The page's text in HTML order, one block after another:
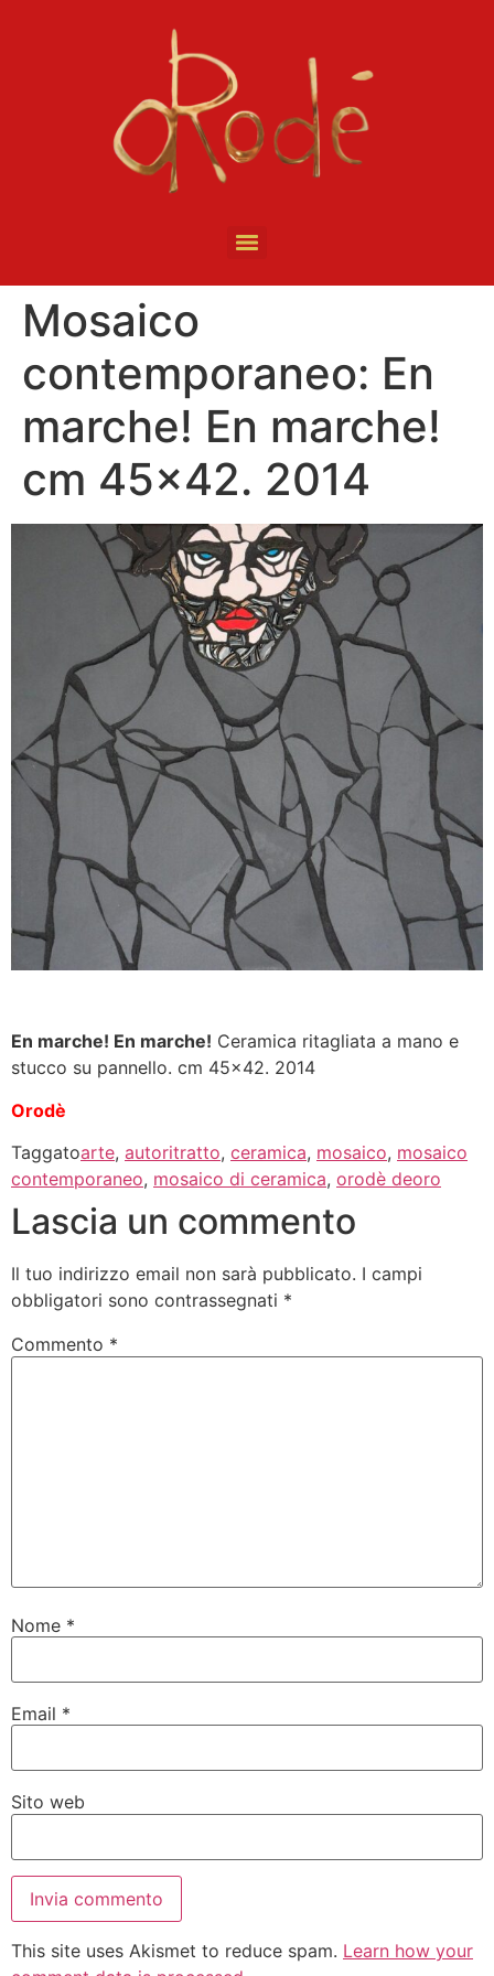
Mosaico
contemporaneo: En
marche! En marche!
cm 45×42. 2014
En marche! En marche! Ceramica ritagliata a mano e
stucco su pannello. cm 45×42. 2014
Orodè
Taggatoarte, autoritratto, ceramica, mosaico, mosaico
contemporaneo, mosaico di ceramica, orodè deoro
Lascia un commento
Il tuo indirizzo email non sarà pubblicato. I campi
obbligatori sono contrassegnati *
Commento *
Nome *
Email *
Sito web
This site uses Akismet to reduce spam. Learn how your